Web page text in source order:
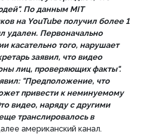
По данным MIT
на YouTube получил более 1
удален. Первоначально
касательно того, нарушает
заявил, что видео
лиц, проверяющих факты".
"Предположение, что
привести к неминуемому
видео, наряду с другими
транслировалось в
американский канал.